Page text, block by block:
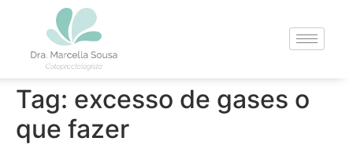
Tag: excesso de gases o
que fazer